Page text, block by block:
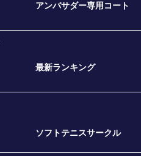
アンバサダー専用コート
最新ランキング
ソフトテニスサークル